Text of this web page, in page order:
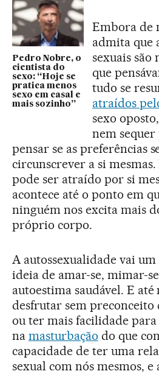
Pedro Nobre, o
cientista do
sexo: “Hoje se
pratica menos
sexo em casal e
mais sozinho”
Embora de
admita que
sexuais são
que
tudo se
atraídos
sexo
nem
pensar se as preferências
circunscrever a si
pode ser atraído por si
acontece até o ponto em
ninguém nos excita mais
próprio corpo.
A autossexualidade vai um
ideia de amar-se, mimar-
autoestima saudável. E
desfrutar sem preconceito
ou ter mais facilidade
na masturbação do que
capacidade de ter uma
sexual com nós mesmos, e